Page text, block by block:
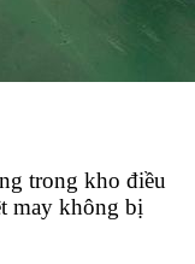
trong kho điều
may không bị